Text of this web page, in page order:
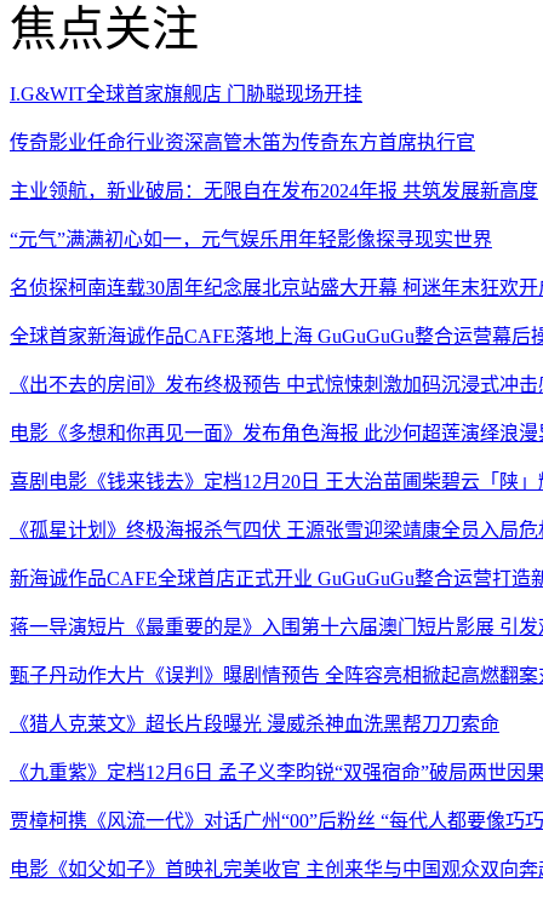
焦点关注
I.G&WIT全球首家旗舰店 门胁聪现场开挂
传奇影业任命行业资深高管木笛为传奇东方首席执行官
主业领航，新业破局：无限自在发布2024年报 共筑发展新高度
“元气”满满初心如一，元气娱乐用年轻影像探寻现实世界
名侦探柯南连载30周年纪念展北京站盛大开幕 柯迷年末狂欢开
全球首家新海诚作品CAFE落地上海 GuGuGuGu整合运营幕后
《出不去的房间》发布终极预告 中式惊悚刺激加码沉浸式冲击
电影《多想和你再见一面》发布角色海报 此沙何超莲演绎浪
喜剧电影《钱来钱去》定档12月20日 王大治苗圃柴碧云「陕
《孤星计划》终极海报杀气四伏 王源张雪迎梁靖康全员入局
新海诚作品CAFE全球首店正式开业 GuGuGuGu整合运营打造
蒋一导演短片《最重要的是》入围第十六届澳门短片影展 引
甄子丹动作大片《误判》曝剧情预告 全阵容亮相掀起高燃翻案
《猎人克莱文》超长片段曝光 漫威杀神血洗黑帮刀刀索命
《九重紫》定档12月6日 孟子义李昀锐“双强宿命”破局两世因
贾樟柯携《风流一代》对话广州“00”后粉丝 “每代人都要像巧
电影《如父如子》首映礼完美收官 主创来华与中国观众双向奔